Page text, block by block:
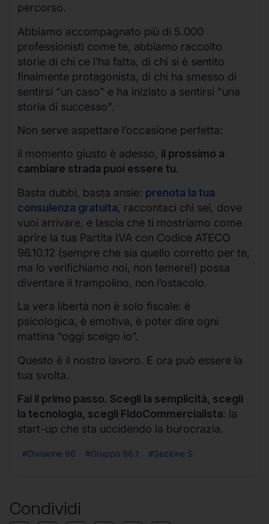
percorso.
Abbiamo accompagnato più di 5.000
professionisti come te, abbiamo raccolto
storie di chi ce l’ha fatta, di chi si è sentito
finalmente protagonista, di chi ha smesso di
sentirsi “un caso” e ha iniziato a sentirsi “una
storia di successo”.
Non serve aspettare l’occasione perfetta:
il momento giusto è adesso, il prossimo a
cambiare strada puoi essere tu.
Basta dubbi, basta ansie: prenota la tua
consulenza gratuita, raccontaci chi sei, dove
vuoi arrivare, e lascia che ti mostriamo come
aprire la tua Partita IVA con Codice ATECO
96.10.12 (sempre che sia quello corretto per te,
ma lo verifichiamo noi, non temere!) possa
diventare il trampolino, non l’ostacolo.
La vera libertà non è solo fiscale: è
psicologica, è emotiva, è poter dire ogni
mattina “oggi scelgo io”.
Questo è il nostro lavoro. E ora può essere la
tua svolta.
Fai il primo passo. Scegli la semplicità, scegli
la tecnologia, scegli FidoCommercialista: la
start-up che sta uccidendo la burocrazia.
#Divisione 96 #Gruppo 96.1 #Sezione S
Condividi